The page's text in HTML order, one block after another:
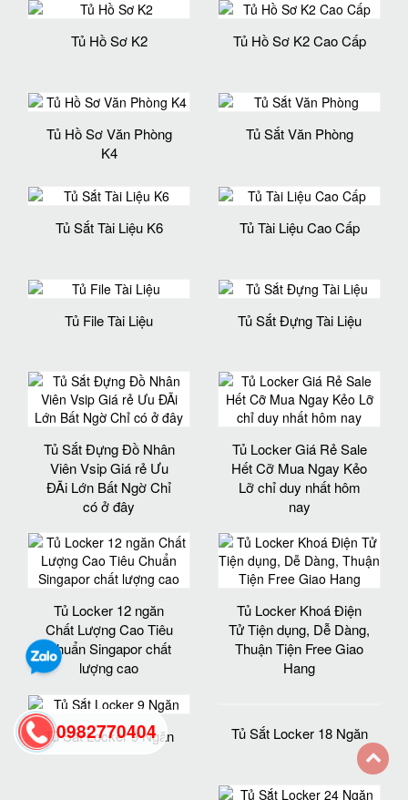
Tủ Hồ Sơ K2 Tủ Hồ Sơ K2 Cao Cấp
Tủ Hồ Sơ Văn Phòng
K4
Tủ Sắt Văn Phòng
Tủ Sắt Tài Liệu K6 Tủ Tài Liệu Cao Cấp
Tủ File Tài Liệu Tủ Sắt Đựng Tài Liệu
Tủ Sắt Đựng Đồ Nhân
Viên Vsip Giá rẻ Ưu
ĐÃi Lớn Bất Ngờ Chỉ
có ở đây
Tủ Locker Giá Rẻ Sale
Hết Cỡ Mua Ngay Kẻo
Lỡ chỉ duy nhất hôm
nay
Tủ Locker 12 ngăn
Chất Lượng Cao Tiêu
Chuẩn Singapor chất
lượng cao
Tủ Locker Khoá Điện
Tử Tiện dụng, Dễ Dàng,
Thuận Tiện Free Giao
Hang
Tủ Sắt Locker 9 Ngăn Tủ Sắt Locker 18 Ngăn
0982770404
back